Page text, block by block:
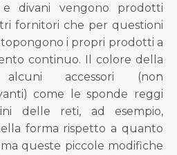
divani vengono prodotti
fornitori che per questioni
i propri prodotti a
continuo. Il colore della
accessori (non
come le sponde reggi
delle reti, ad esempio,
forma rispetto a quanto
queste piccole modifiche